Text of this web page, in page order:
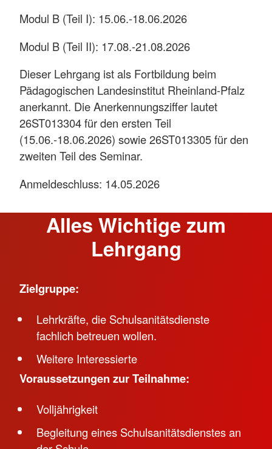
Modul B (Teil I): 15.06.-18.06.2026
Modul B (Teil II): 17.08.-21.08.2026
Dieser Lehrgang ist als Fortbildung beim
Pädagogischen Landesinstitut Rheinland-Pfalz
anerkannt. Die Anerkennungsziffer lautet
26ST013304 für den ersten Teil
(15.06.-18.06.2026) sowie 26ST013305 für den
zweiten Teil des Seminar.
Anmeldeschluss: 14.05.2026
Alles Wichtige zum
Lehrgang
Zielgruppe:
Lehrkräfte, die Schulsanitätsdienste
fachlich betreuen wollen.
Weitere Interessierte
Voraussetzungen zur Teilnahme:
Volljährigkeit
Begleitung eines Schulsanitätsdienstes an